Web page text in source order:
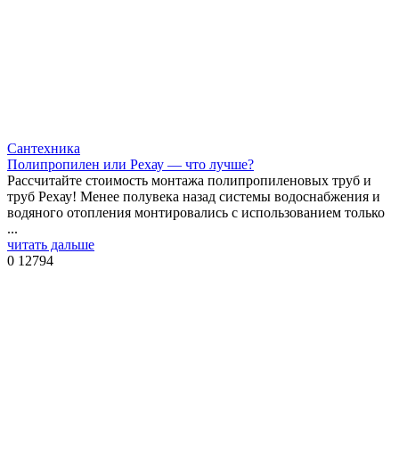
Сантехника
Полипропилен или Рехау — что лучше?
Рассчитайте стоимость монтажа полипропиленовых труб и
труб Рехау! Менее полувека назад системы водоснабжения и
водяного отопления монтировались с использованием только
...
читать дальше
0 12794